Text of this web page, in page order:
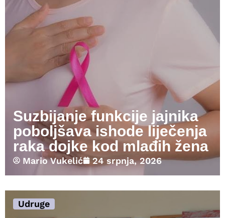
Suzbijanje funkcije jajnika
poboljšava ishode liječenja
raka dojke kod mlađih žena
Mario Vukelić 24 srpnja, 2026
Udruge